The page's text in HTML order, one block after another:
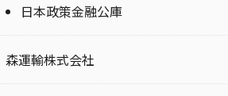
日本政策金融公庫
森運輸株式会社